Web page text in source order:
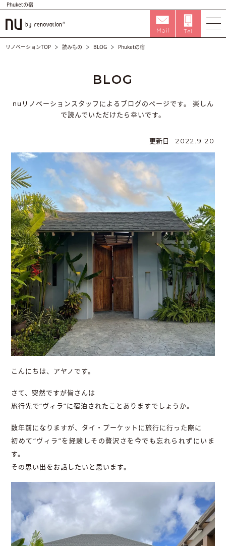
Phuketの宿
リノベーションTOP 読みもの BLOG Phuketの宿
BLOG
nuリノベーションスタッフによるブログのページです。
楽しん
で読んでいただけたら幸いです。
更新日 2022.9.20
こんにちは、アヤノです。
さて、突然ですが皆さんは
旅行先で“ヴィラ”に宿泊されたことありますでしょうか。
数年前になりますが、タイ・プーケットに旅行に行った際に
初めて“ヴィラ”を経験しその贅沢さを今でも忘れられずにいま
す。
その思い出をお話したいと思います。